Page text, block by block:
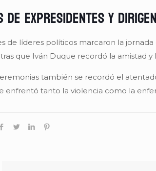
de expresidentes y
de líderes políticos marcaron la
que Iván Duque recordó la amistad
también se recordó el
enfrentó tanto la violencia como la